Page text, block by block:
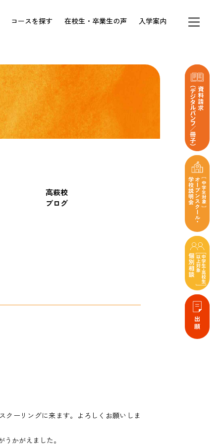
コースを探す 在校生・卒業生の声 入学案内
高萩校
ブログ
クーリングに来ます。よろしくお願いしま
かがえました。